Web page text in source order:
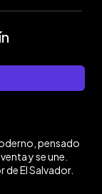
pensado
y se une.
El Salvador.